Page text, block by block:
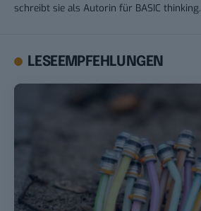
schreibt sie als Autorin für BASIC thinking.
LESEEMPFEHLUNGEN